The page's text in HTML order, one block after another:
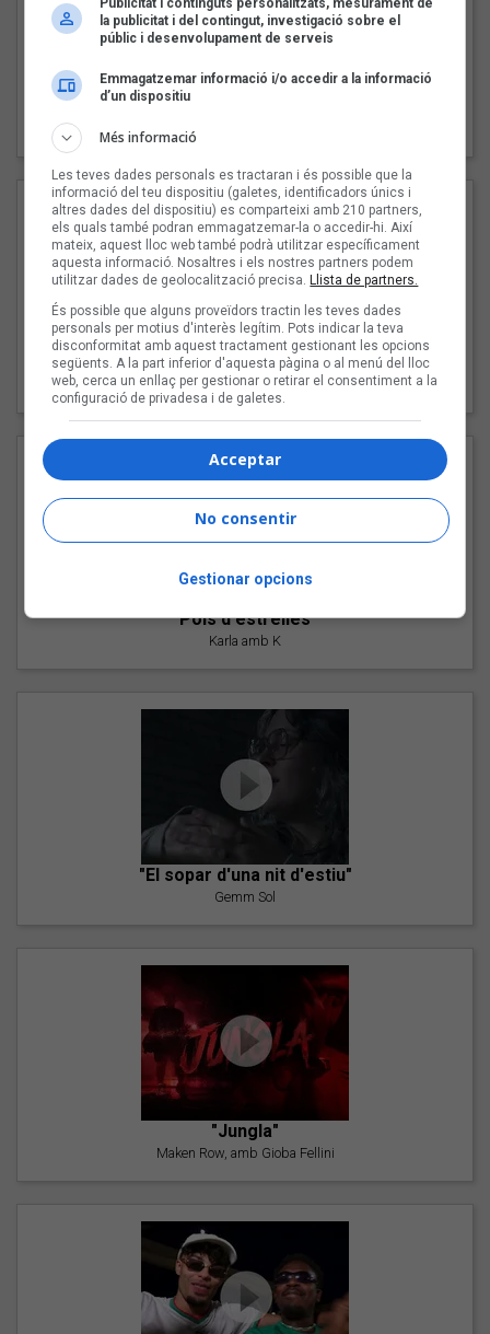
Pep Álvarez amb Joan Muntaner (Xanguito)
"Les cabres"
94 Rules amb Compte
"Pols d'estrelles"
Karla amb K
"El sopar d'una nit d'estiu"
Gemm Sol
"Jungla"
Maken Row, amb Gioba Fellini
Publicitat i continguts personalitzats, mesurament de
la publicitat i del contingut, investigació sobre el
públic i desenvolupament de serveis
Emmagatzemar informació i/o accedir a la informació
d’un dispositiu
Més informació
Les teves dades personals es tractaran i és possible que la
informació del teu dispositiu (galetes, identificadors únics i
altres dades del dispositiu) es comparteixi amb 210 partners,
els quals també podran emmagatzemar-la o accedir-hi. Així
mateix, aquest lloc web també podrà utilitzar específicament
aquesta informació. Nosaltres i els nostres partners podem
utilitzar dades de geolocalització precisa. Llista de partners.
És possible que alguns proveïdors tractin les teves dades
personals per motius d'interès legítim. Pots indicar la teva
disconformitat amb aquest tractament gestionant les opcions
següents. A la part inferior d'aquesta pàgina o al menú del lloc
web, cerca un enllaç per gestionar o retirar el consentiment a la
configuració de privadesa i de galetes.
Acceptar
No consentir
Gestionar opcions